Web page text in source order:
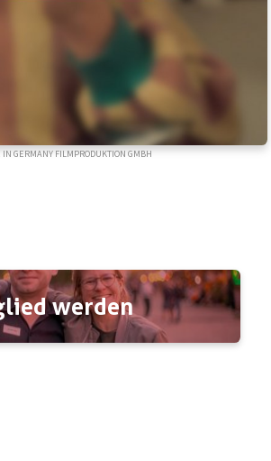
GERMANY FILMPRODUKTION GMBH
werden